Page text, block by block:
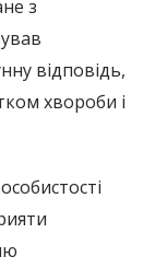
з
відповідь,
хвороби і